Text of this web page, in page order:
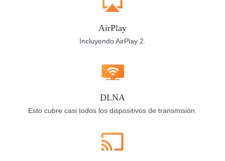
AirPlay
Incluyendo AirPlay 2.
DLNA
Esto cubre casi todos los dispositivos de transmisión.